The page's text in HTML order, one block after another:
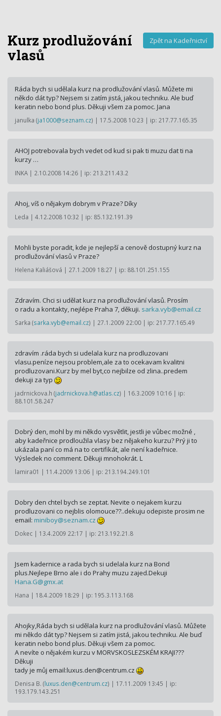
Zpět na Kadeřnictví
Kurz prodlužování
vlasů
Ráda bych si udělala kurz na prodlužování vlasů. Můžete mi
někdo dát typ? Nejsem si zatím jistá, jakou techniku. Ale buď
keratin nebo bond plus. Děkuji všem za pomoc. Jana
janulka (ja1000@seznam.cz) | 17.5.2008 10:23 | ip: 217.77.165.35
AHOJ potrebovala bych vedet od kud si pak ti muzu dat ti na
kurzy …
INKA | 2.10.2008 14:26 | ip: 213.211.43.2
Ahoj, víš o nějakym dobrym v Praze? Díky
Leda | 4.12.2008 10:32 | ip: 85.132.191.39
Mohli byste poradit, kde je nejlepší a cenově dostupný kurz na
prodlužování vlasů v Praze?
Helena Kaliášová | 27.1.2009 18:27 | ip: 88.101.251.155
Zdravím. Chci si udělat kurz na prodlužování vlasů. Prosím
o radu a kontakty, nejlépe Praha 7, děkuji. sarka.vyb@email.cz
Sarka (sarka.vyb@email.cz) | 27.1.2009 22:00 | ip: 217.77.165.49
zdravím .ráda bych si udelala kurz na prodluzovani
vlasu.peníze nejsou problem,ale za to ocekavam kvalitni
prodluzovani.Kurz by mel byt,co nejbilze od zlina..predem
dekuji za typ
jadrnickova.h (jadrnickova.h@atlas.cz) | 16.3.2009 10:16 | ip:
88.101.58.247
Dobrý den, mohl by mi někdo vysvětlit, jestli je vůbec možné ,
aby kadeřnice prodloužila vlasy bez nějakeho kurzu? Prý ji to
ukázala paní co má na to certifikát, ale není kadeřnice.
Výsledek no comment. Děkuji mnohokrát. L
lamira01 | 11.4.2009 13:06 | ip: 213.194.249.101
Dobry den chtel bych se zeptat. Nevite o nejakem kurzu
prodluzovani co nejblis olomouce??..dekuju odepiste prosim ne
email: miniboy@seznam.cz
Dokec | 13.4.2009 22:17 | ip: 213.192.21.8
Jsem kadernice a rada bych si udelala kurz na Bond
plus.Nejlepe Brno ale i do Prahy muzu zajed.Dekuji
Hana.G@gmx.at
Hana | 18.4.2009 18:29 | ip: 195.3.113.168
Ahojky,Ráda bych si udělala kurz na prodlužování vlasů. Můžete
mi někdo dát typ? Nejsem si zatím jistá, jakou techniku. Ale buď
keratin nebo bond plus. Děkuji všem za pomoc.
A nevíte o nějakém kurzu v MORVSKOSLEZSKÉM KRAJI???
Děkuji
tady je můj email:luxus.den@cen­trum.cz
Denisa B. (luxus.den@centrum.cz) | 17.11.2009 13:45 | ip:
193.179.143.251